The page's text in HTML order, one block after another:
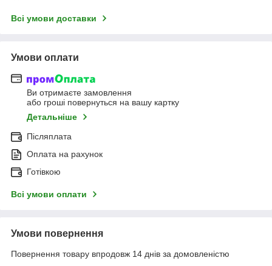
Всі умови доставки
Умови оплати
Ви отримаєте замовлення
або гроші повернуться на вашу картку
Детальніше
Післяплата
Оплата на рахунок
Готівкою
Всі умови оплати
Умови повернення
Повернення товару впродовж 14 днів за домовленістю